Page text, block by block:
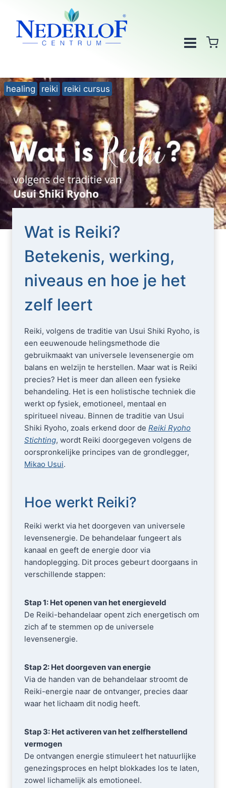
naar
inhoud
healing reiki reiki cursus
Wat is Reiki?
Betekenis, werking,
niveaus en hoe je het
zelf leert
Reiki, volgens de traditie van Usui Shiki Ryoho, is
een eeuwenoude helingsmethode die
gebruikmaakt van universele levensenergie om
balans en welzijn te herstellen. Maar wat is Reiki
precies? Het is meer dan alleen een fysieke
behandeling. Het is een holistische techniek die
werkt op fysiek, emotioneel, mentaal en
spiritueel niveau. Binnen de traditie van Usui
Shiki Ryoho, zoals erkend door de Reiki Ryoho
Stichting, wordt Reiki doorgegeven volgens de
oorspronkelijke principes van de grondlegger,
Mikao Usui.
Hoe werkt Reiki?
Reiki werkt via het doorgeven van universele
levensenergie. De behandelaar fungeert als
kanaal en geeft de energie door via
handoplegging. Dit proces gebeurt doorgaans in
verschillende stappen:
Stap 1: Het openen van het energieveld
De Reiki-behandelaar opent zich energetisch om
zich af te stemmen op de universele
levensenergie.
Stap 2: Het doorgeven van energie
Via de handen van de behandelaar stroomt de
Reiki-energie naar de ontvanger, precies daar
waar het lichaam dit nodig heeft.
Stap 3: Het activeren van het zelfherstellend
vermogen
De ontvangen energie stimuleert het natuurlijke
genezingsproces en helpt blokkades los te laten,
zowel lichamelijk als emotioneel.